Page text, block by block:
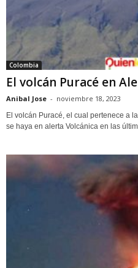
Colombia
El volcán Puracé en
Anibal Jose - noviembre 18, 2023
El volcán Puracé, el cual pertenece a
se haya en alerta Volcánica en las